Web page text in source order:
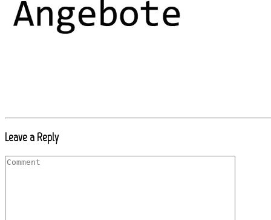
Leave a Reply